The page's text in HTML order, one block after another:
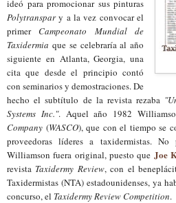
ideó para promocionar sus pinturas
Polytranspary a la vez convocar el
primerCampeonato Mundial de
Taxidermia que se celebraría al año
siguiente en Atlanta, Georgia, una
cita que desde el principio contó
con seminarios y demostraciones. De
hecho el subtítulo de la revista rezaba
Systems Inc.". Aquel año 1982
Company (WASCO), que con el tiempo se
proveedoras líderes a taxidermistas.
Williamson fuera original, puesto que Joe
revista Taxidermy Review, con el
Taxidermistas (NTA) estadounidenses, ya
concurso, el Taxidermy Review Competition.